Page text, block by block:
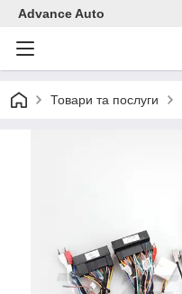
Advance Auto
Товари та послуги